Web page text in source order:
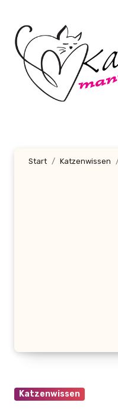
Inhalt
springen
Start Katzenwissen
Katzenwissen